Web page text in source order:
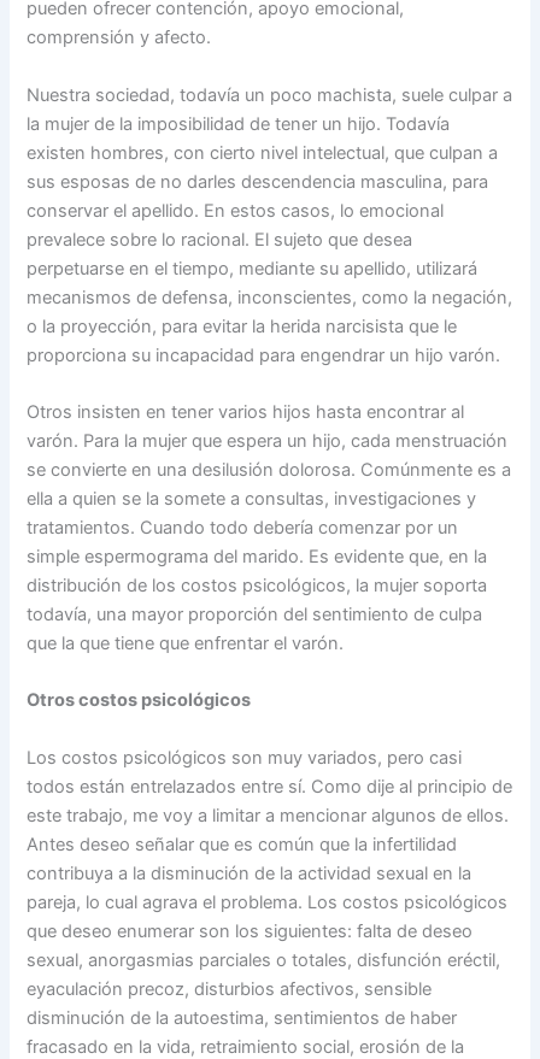
pueden ofrecer contención, apoyo emocional,
comprensión y afecto.
Nuestra sociedad, todavía un poco machista, suele culpar a
la mujer de la imposibilidad de tener un hijo. Todavía
existen hombres, con cierto nivel intelectual, que culpan a
sus esposas de no darles descendencia masculina, para
conservar el apellido. En estos casos, lo emocional
prevalece sobre lo racional. El sujeto que desea
perpetuarse en el tiempo, mediante su apellido, utilizará
mecanismos de defensa, inconscientes, como la negación,
o la proyección, para evitar la herida narcisista que le
proporciona su incapacidad para engendrar un hijo varón.
Otros insisten en tener varios hijos hasta encontrar al
varón. Para la mujer que espera un hijo, cada menstruación
se convierte en una desilusión dolorosa. Comúnmente es a
ella a quien se la somete a consultas, investigaciones y
tratamientos. Cuando todo debería comenzar por un
simple espermograma del marido. Es evidente que, en la
distribución de los costos psicológicos, la mujer soporta
todavía, una mayor proporción del sentimiento de culpa
que la que tiene que enfrentar el varón.
Otros costos psicológicos
Los costos psicológicos son muy variados, pero casi
todos están entrelazados entre sí. Como dije al principio de
este trabajo, me voy a limitar a mencionar algunos de ellos.
Antes deseo señalar que es común que la infertilidad
contribuya a la disminución de la actividad sexual en la
pareja, lo cual agrava el problema. Los costos psicológicos
que deseo enumerar son los siguientes: falta de deseo
sexual, anorgasmias parciales o totales, disfunción eréctil,
eyaculación precoz, disturbios afectivos, sensible
disminución de la autoestima, sentimientos de haber
fracasado en la vida, retraimiento social, erosión de la